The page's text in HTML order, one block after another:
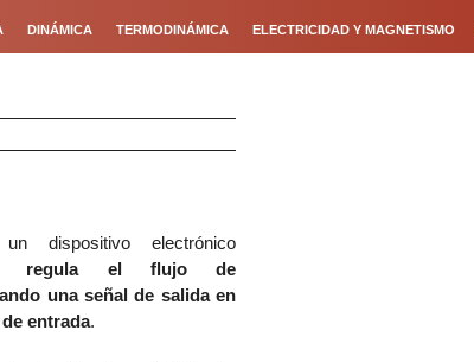
DINÁMICA TERMODINÁMICA ELECTRICIDAD Y MAGNETISMO
dispositivo electrónico
regula el flujo de
una señal de salida en
entrada.